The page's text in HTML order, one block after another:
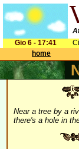
Gio 6 - 17:41
home
Near a tree by a
there's a hole in